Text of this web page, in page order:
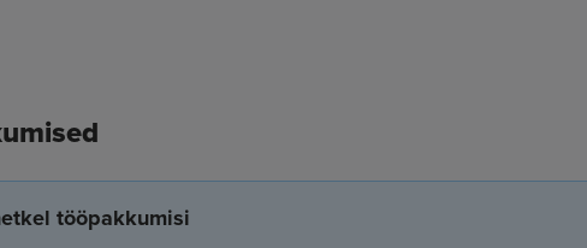
tööpakkumisi